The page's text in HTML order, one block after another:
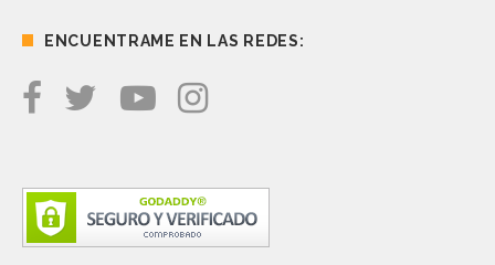
ENCUENTRAME EN LAS REDES: